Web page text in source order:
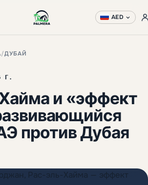
AED
/ДУБАЙ
Г.
и «эффект
против Дубая